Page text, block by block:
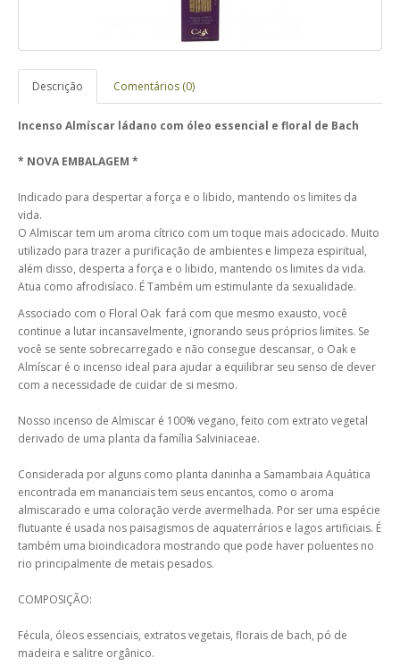
Descrição Comentários (0)
Incenso Almíscar ládano com óleo essencial e floral de Bach
* NOVA EMBALAGEM *
Indicado para despertar a força e o libido, mantendo os limites da
vida.
O Almiscar tem um aroma cítrico com um toque mais adocicado. Muito
utilizado para trazer a purificação de ambientes e limpeza espiritual,
além disso, desperta a força e o libido, mantendo os limites da vida.
Atua como afrodisíaco. É Também um estimulante da sexualidade.
Associado com o Floral Oak fará com que mesmo exausto, você
continue a lutar incansavelmente, ignorando seus próprios limites. Se
você se sente sobrecarregado e não consegue descansar, o Oak e
Almíscar é o incenso ideal para ajudar a equilibrar seu senso de dever
com a necessidade de cuidar de si mesmo.
Nosso incenso de Almiscar é 100% vegano, feito com extrato vegetal
derivado de uma planta da família Salviniaceae.
Considerada por alguns como planta daninha a Samambaia Aquática
encontrada em mananciais tem seus encantos, como o aroma
almiscarado e uma coloração verde avermelhada. Por ser uma espécie
flutuante é usada nos paisagismos de aquaterrários e lagos artificiais. É
também uma bioindicadora mostrando que pode haver poluentes no
rio principalmente de metais pesados.
COMPOSIÇÃO:
Fécula, óleos essenciais, extratos vegetais, florais de bach, pó de
madeira e salitre orgânico.